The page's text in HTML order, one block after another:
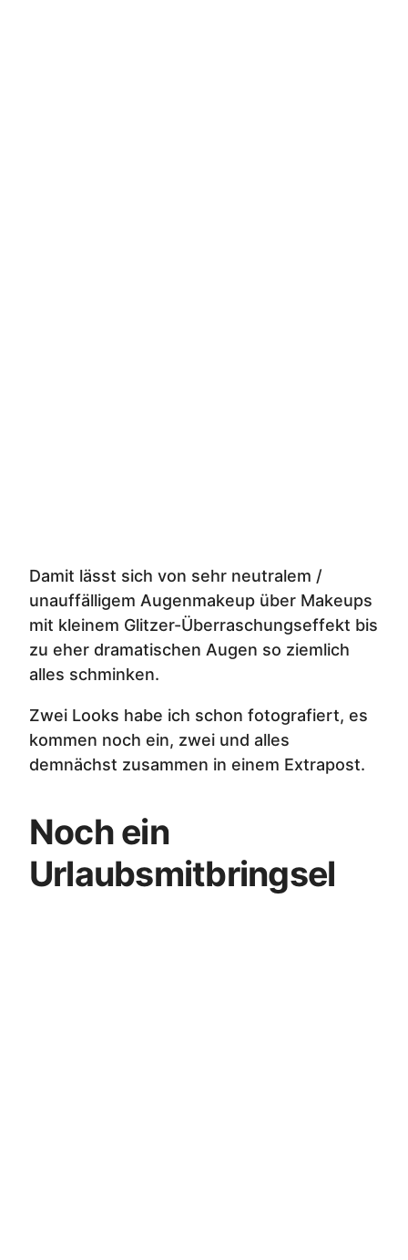
Damit lässt sich von sehr neutralem /
unauffälligem Augenmakeup über Makeups
mit kleinem Glitzer-Überraschungseffekt bis
zu eher dramatischen Augen so ziemlich
alles schminken.
Zwei Looks habe ich schon fotografiert, es
kommen noch ein, zwei und alles
demnächst zusammen in einem Extrapost.
Noch ein
Urlaubsmitbringsel